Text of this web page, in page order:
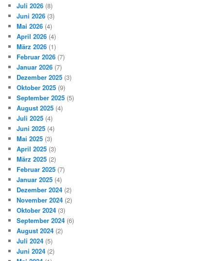
Juli 2026 (8)
Juni 2026 (3)
Mai 2026 (4)
April 2026 (4)
März 2026 (1)
Februar 2026 (7)
Januar 2026 (7)
Dezember 2025 (3)
Oktober 2025 (9)
September 2025 (5)
August 2025 (4)
Juli 2025 (4)
Juni 2025 (4)
Mai 2025 (3)
April 2025 (3)
März 2025 (2)
Februar 2025 (7)
Januar 2025 (4)
Dezember 2024 (2)
November 2024 (2)
Oktober 2024 (3)
September 2024 (6)
August 2024 (2)
Juli 2024 (5)
Juni 2024 (2)